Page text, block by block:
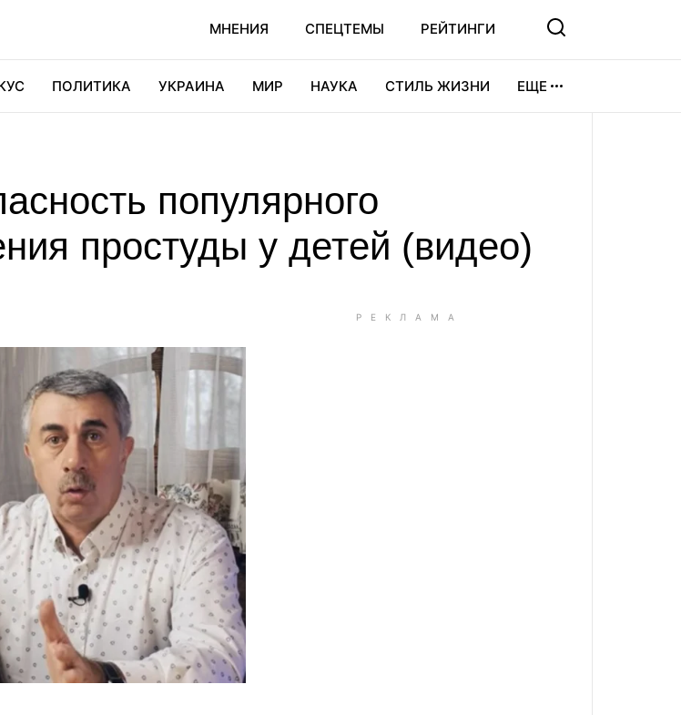
МНЕНИЯ СПЕЦТЕМЫ РЕЙТИНГИ
ПОЛИТИКА УКРАИНА МИР НАУКА СТИЛЬ ЖИЗНИ ЕЩЕ
популярного
простуды у детей (видео)